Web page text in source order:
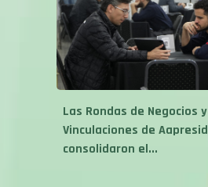
Las Rondas de Negocios y
Vinculaciones de Aapresid
consolidaron el...